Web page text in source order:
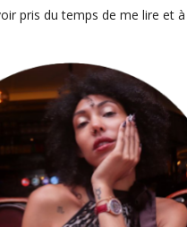
pris du temps de me lire et